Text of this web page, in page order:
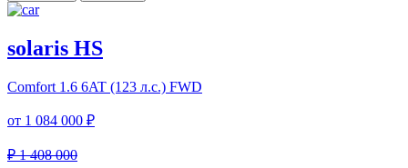
solaris HS
Comfort 1.6 6AT (123 л.с.) FWD
от 1 084 000 ₽
₽ 1 408 000